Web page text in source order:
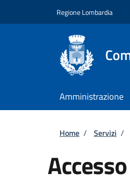
Regione Lombardia
Amministrazione
Briciole
Home / Servizi /